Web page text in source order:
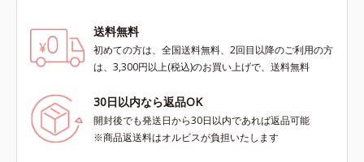
送料無料
初めての方は、全国送料無料、2回目以降のご利用の方
は、3,300円以上(税込)のお買い上げで、送料無料
30日以内なら返品OK
開封後でも発送日から30日以内であれば返品可能
※商品返送料はオルビスが負担いたします